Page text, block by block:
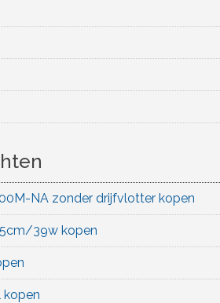
NA zonder drijfvlotter kopen
39w kopen